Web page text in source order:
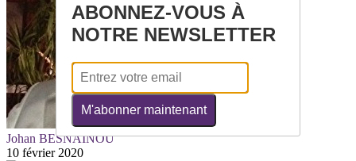
Johan BESNAINOU
10 février 2020
ABONNEZ-VOUS À
NOTRE NEWSLETTER
M'abonner maintenant